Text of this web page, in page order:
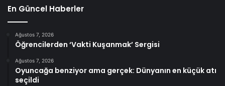
En Güncel Haberler
Ağustos 7, 2026
Öğrencilerden ‘Vakti Kuşanmak’ Sergisi
Ağustos 7, 2026
Oyuncağa benziyor ama gerçek: Dünyanın en küçük atı
seçildi